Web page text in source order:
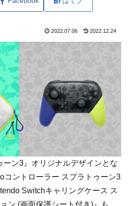
2022.07.06 2022.12.24
ン3』オリジナルデザインとな
コントローラー スプラトゥーン3
Switchキャリングケース ス